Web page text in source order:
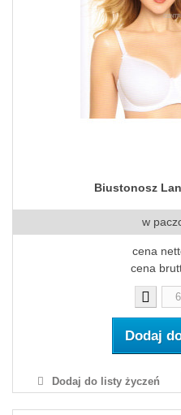
Biustonosz
w
cena
cena
Dodaj
Dodaj do listy życzeń